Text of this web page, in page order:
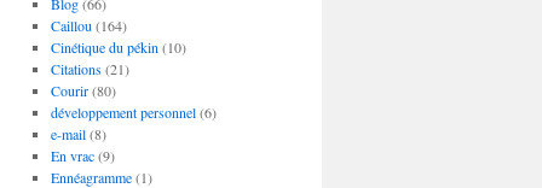
Caillou (164)
Cinétique du pékin (10)
Citations(21)
Courir(80)
développement personnel(6)
e-mail(8)
En vrac(9)
Ennéagramme(1)